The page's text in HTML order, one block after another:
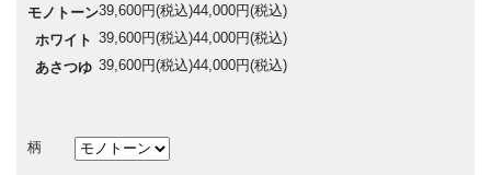
モノトーン39,600円(税込)44,000円(税込)
ホワイト 39,600円(税込)44,000円(税込)
あさつゆ 39,600円(税込)44,000円(税込)
柄